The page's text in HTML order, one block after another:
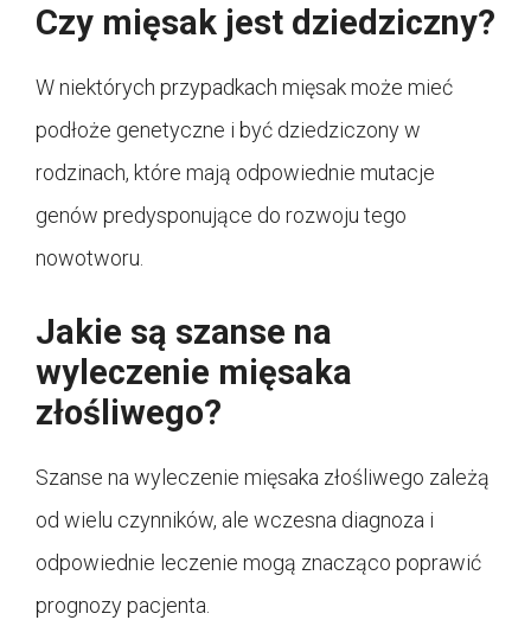
Czy mięsak jest dziedziczny?
W niektórych przypadkach mięsak może mieć
podłoże genetyczne i być dziedziczony w
rodzinach, które mają odpowiednie mutacje
genów predysponujące do rozwoju tego
nowotworu.
Jakie są szanse na
wyleczenie mięsaka
złośliwego?
Szanse na wyleczenie mięsaka złośliwego zależą
od wielu czynników, ale wczesna diagnoza i
odpowiednie leczenie mogą znacząco poprawić
prognozy pacjenta.